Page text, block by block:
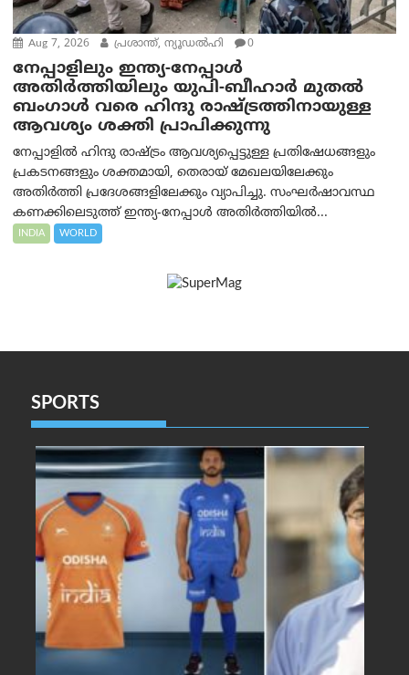
Aug 7, 2026 പ്രശാന്ത്, ന്യൂഡല്‍ഹി 0
നേപ്പാളിലും ഇന്ത്യ-നേപ്പാൾ
അതിർത്തിയിലും യുപി-ബീഹാർ മുതൽ
ബംഗാൾ വരെ ഹിന്ദു രാഷ്ട്രത്തിനായുള്ള
ആവശ്യം ശക്തി പ്രാപിക്കുന്നു
നേപ്പാളിൽ ഹിന്ദു രാഷ്ട്രം ആവശ്യപ്പെട്ടുള്ള പ്രതിഷേധങ്ങളും
പ്രകടനങ്ങളും ശക്തമായി, തെരായ് മേഖലയിലേക്കും
അതിർത്തി പ്രദേശങ്ങളിലേക്കും വ്യാപിച്ചു. സംഘർഷാവസ്ഥ
കണക്കിലെടുത്ത് ഇന്ത്യ-നേപ്പാൾ അതിർത്തിയിൽ...
INDIA WORLD
SPORTS